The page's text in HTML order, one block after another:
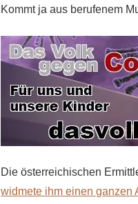
Kommt ja aus berufenem
Die österreichischen
widmete ihm einen ganzen